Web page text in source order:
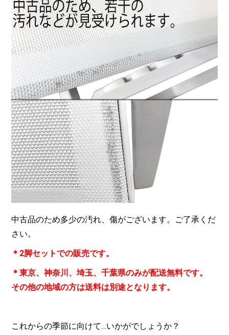
中古品のため多少の汚れ、傷がございます。ご了承くだ
さい。
＊2脚セットでの販売です。
＊東京、神奈川、埼玉、千葉県のみが配送無料です。
その他の地域の方は送料は別途となります。
これからの季節に向けて…いかがでしょうか？